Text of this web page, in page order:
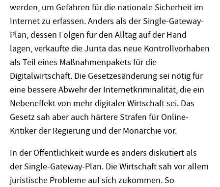
werden, um Gefahren für die nationale Sicherheit im
Internet zu erfassen. Anders als der Single-Gateway-
Plan, dessen Folgen für den Alltag auf der Hand
lagen, verkaufte die Junta das neue Kontrollvorhaben
als Teil eines Maßnahmenpakets für die
Digitalwirtschaft. Die Gesetzesänderung sei nötig für
eine bessere Abwehr der Internetkriminalität, die ein
Nebeneffekt von mehr digitaler Wirtschaft sei. Das
Gesetz sah aber auch härtere Strafen für Online-
Kritiker der Regierung und der Monarchie vor.
In der Öffentlichkeit wurde es anders diskutiert als
der Single-Gateway-Plan. Die Wirtschaft sah vor allem
juristische Probleme auf sich zukommen. So